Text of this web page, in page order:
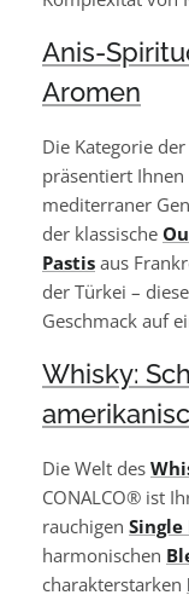
Anis-
Aromen
Die Kategorie der
präsentiert
mediterraner
der klassische
Pastis aus
der Türkei –
Geschmack auf
Whisky:
Die Welt des
CONALCO® ist
rauchigen
harmonischen
charakterstarken